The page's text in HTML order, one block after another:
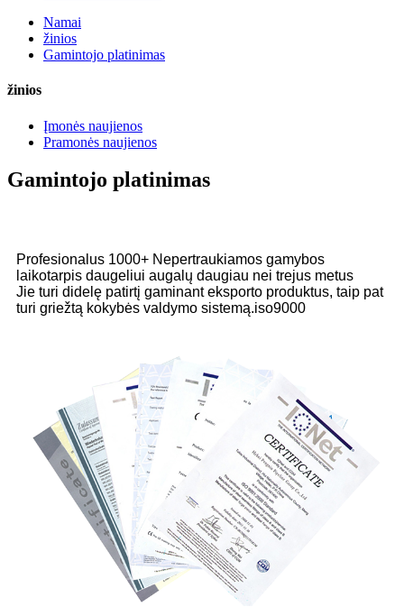
Namai
žinios
Gamintojo platinimas
žinios
Įmonės naujienos
Pramonės naujienos
Gamintojo platinimas
Profesionalus 1000+ Nepertraukiamos gamybos
laikotarpis daugeliui augalų daugiau nei trejus metus
Jie turi didelę patirtį gaminant eksporto produktus, taip pat
turi griežtą kokybės valdymo sistemą.iso9000